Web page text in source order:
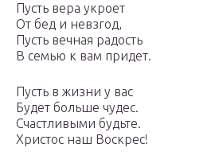
Пусть вера укроет
От бед и невзгод,
Пусть вечная радость
В семью к вам придет.
Пусть в жизни у вас
Будет больше чудес.
Счастливыми будьте.
Христос наш Воскрес!